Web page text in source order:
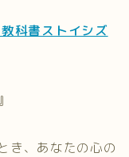
科書ストイシズ
き、あなたの心の